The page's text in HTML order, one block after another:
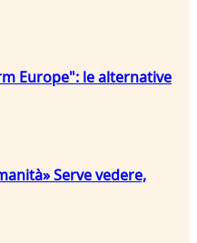
Europe": le alternative
Serve vedere,